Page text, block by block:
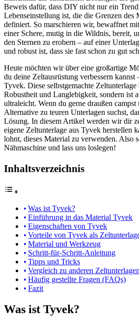
Beweis dafür, dass DIY nicht nur ein
Lebenseinstellung ist, die die Grenzen des
definiert. So marschieren wir, bewaffnet
einer Schere, mutig in die Wildnis, bereit,
den Sternen zu erobern – auf einer
und robust ist, dass sie fast schon zu gut
Heute möchten wir über eine großartige
du deine Zeltausrüstung verbessern
Tyvek. Diese selbstgemachte
Robustheit und Langlebigkeit, sondern ist
ultraleicht. Wenn du gerne draußen campst
Alternative zu teuren Unterlagen suchst,
Lösung. In diesem Artikel werden wir dir
eigene Zeltunterlage aus Tyvek herstellen
lohnt, dieses Material zu verwenden. Also
Nähmaschine und lass uns loslegen!
Inhaltsverzeichnis
Was ist Tyvek?
Einführung in das Material Tyvek
Eigenschaften von Tyvek
Vorteile von Tyvek als
Material und Werkzeug
Schritt-für-Schritt-Anleitung
Tipps und Tricks
Vergleich zu anderen
Häufig gestellte Fragen (FAQs)
Fazit
Was ist Tyvek?